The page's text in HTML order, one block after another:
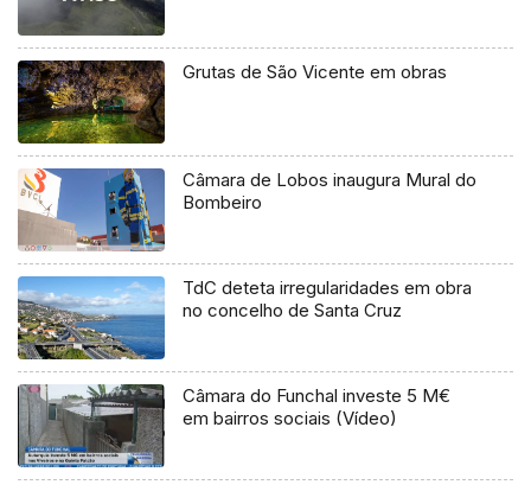
Grutas de São Vicente em obras
Câmara de Lobos inaugura Mural do
Bombeiro
TdC deteta irregularidades em obra
no concelho de Santa Cruz
Câmara do Funchal investe 5 M€
em bairros sociais (Vídeo)